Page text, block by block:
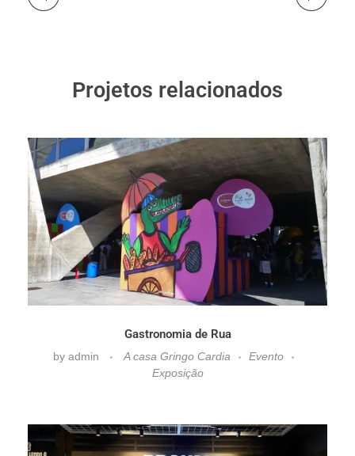
Projetos relacionados
Gastronomia de Rua
by admin A casa Gringo Cardia
Evento
Exposição